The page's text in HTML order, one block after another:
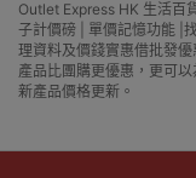
Outlet Express HK 生活百
子計價磅 | 單價記憶功能 |
理資料及價錢實惠借批發
產品比團購更優惠，更可
新產品價格更新。